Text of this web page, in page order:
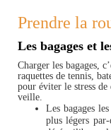
Prendre la
Les bagages et
Charger les bagages,
raquettes de tennis,
pour éviter le stress
veille.
Les bagages
plus légers